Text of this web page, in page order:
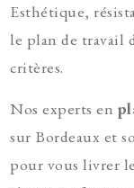
Esthétique,
le plan de travail
critères.
Nos experts en
sur Bordeaux et
pour vous livrer